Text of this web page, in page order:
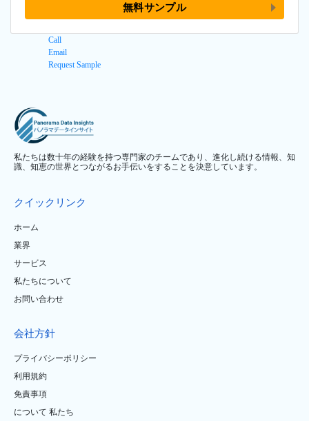
無料サンプル
Call
Email
Request Sample
私たちは数十年の経験を持つ専門家のチームであり、進化し続ける情報、知
識、知恵の世界とつながるお手伝いをすることを決意しています。
クイックリンク
ホーム
業界
サービス
私たちについて
お問い合わせ
会社方針
プライバシーポリシー
利用規約
免責事項
について 私たち